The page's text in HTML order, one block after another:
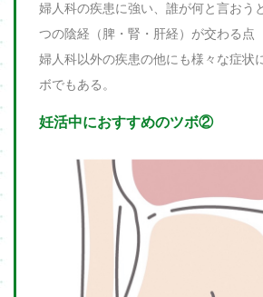
婦人科の疾患に強い、誰が何と言おう
つの陰経（脾・腎・肝経）が交わる点
婦人科以外の疾患の他にも様々な症状
ボでもある。
妊活中におすすめのツボ②